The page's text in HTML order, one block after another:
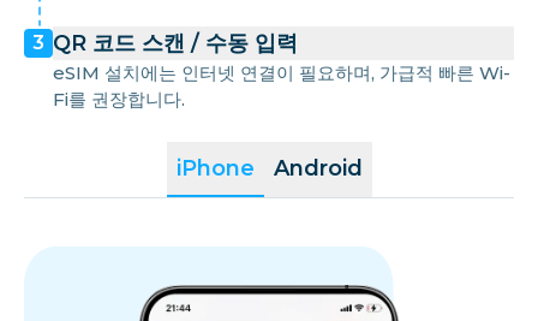
iPhone Android
3 QR 코드 스캔 / 수동 입력
eSIM 설치에는 인터넷 연결이 필요하며, 가급적 빠른 Wi-
Fi를 권장합니다.